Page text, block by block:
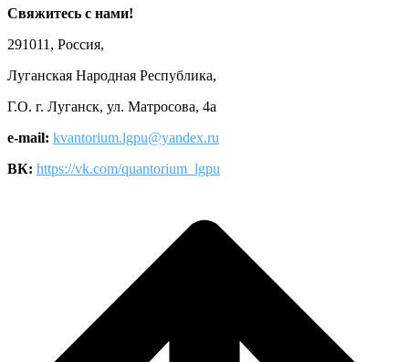
Свяжитесь с нами!
291011, Россия,
Луганская Народная Республика,
Г.О. г. Луганск, ул. Матросова, 4а
e-mail: kvantorium.lgpu@yandex.ru
ВК: https://vk.com/quantorium_lgpu